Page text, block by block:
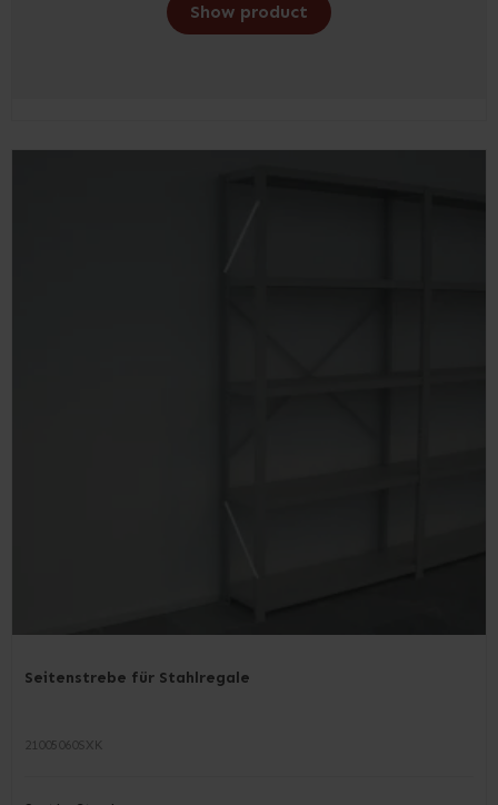
Show product
Seitenstrebe für Stahlregale
21005060SXK